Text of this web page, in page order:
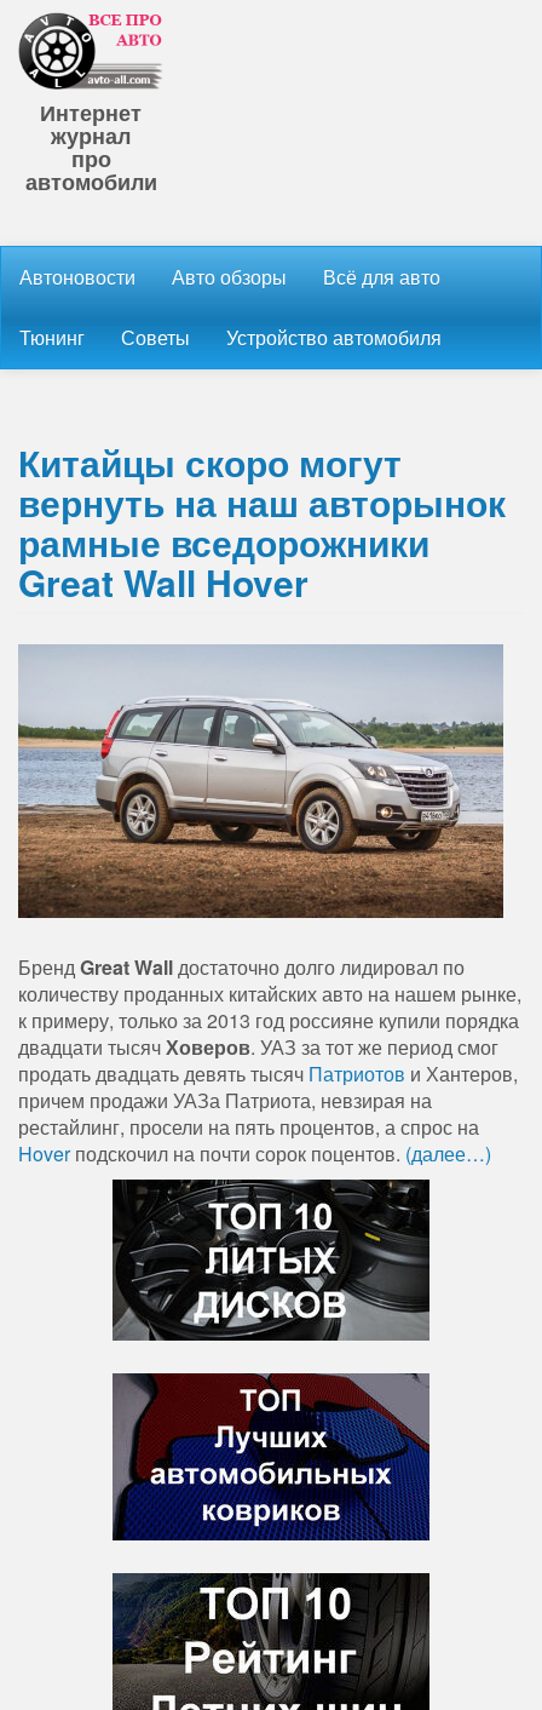
Интернет
журнал
про
автомобили
Автоновости Авто обзоры Всё для авто
Тюнинг Советы Устройство автомобиля
Китайцы скоро могут
вернуть на наш авторынок
рамные вседорожники
Great Wall Hover
БрендGreat Wallдостаточно долго лидировал по
количеству проданных китайских авто на нашем рынке,
к примеру, только за 2013 год россияне купили порядка
двадцати тысячХоверов. УАЗ за тот же период смог
продать двадцать девять тысяч Патриотов и Хантеров,
причем продажи УАЗа Патриота, невзирая на
рестайлинг, просели на пять процентов, а спрос на
Hoverподскочил на почти сорок поцентов. (далее…)